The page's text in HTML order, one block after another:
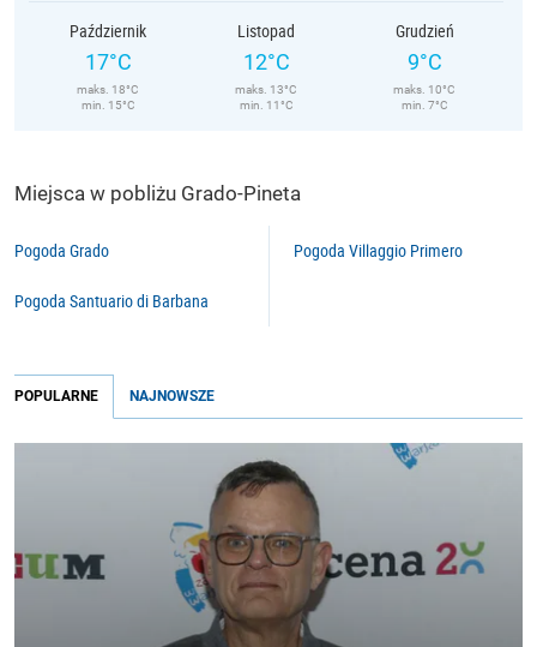
Październik
17°C
maks. 18°C
min. 15°C
Listopad
12°C
maks. 13°C
min. 11°C
Grudzień
9°C
maks. 10°C
min. 7°C
Miejsca w pobliżu Grado-Pineta
Pogoda Grado
Pogoda Santuario di Barbana
Pogoda Villaggio Primero
POPULARNE NAJNOWSZE